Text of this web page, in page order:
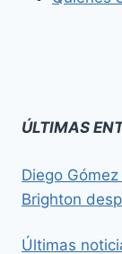
ÚLTIMAS
Diego
Brighton
Últimas